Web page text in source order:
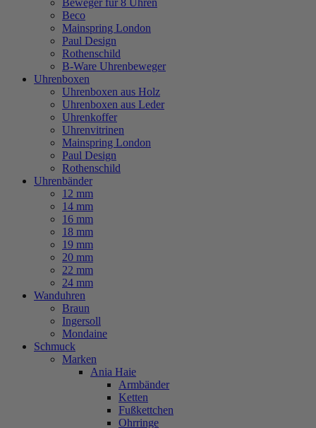
Beweger für 8 Uhren
Beco
Mainspring London
Paul Design
Rothenschild
B-Ware Uhrenbeweger
Uhrenboxen
Uhrenboxen aus Holz
Uhrenboxen aus Leder
Uhrenkoffer
Uhrenvitrinen
Mainspring London
Paul Design
Rothenschild
Uhrenbänder
12 mm
14 mm
16 mm
18 mm
19 mm
20 mm
22 mm
24 mm
Wanduhren
Braun
Ingersoll
Mondaine
Schmuck
Marken
Ania Haie
Armbänder
Ketten
Fußkettchen
Ohrringe